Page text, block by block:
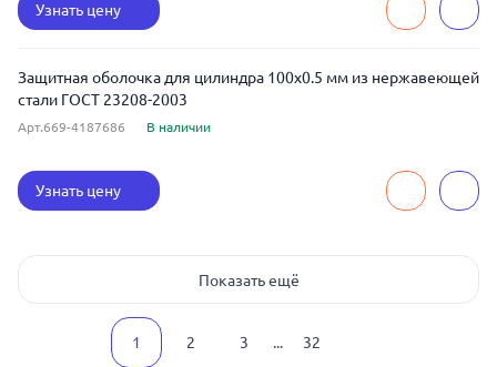
Узнать цену
Защитная оболочка для цилиндра 100x0.5 мм из нержавеющей
стали ГОСТ 23208-2003
Арт.669-4187686 В наличии
Узнать цену
Показать ещё
1 2 3 ... 32